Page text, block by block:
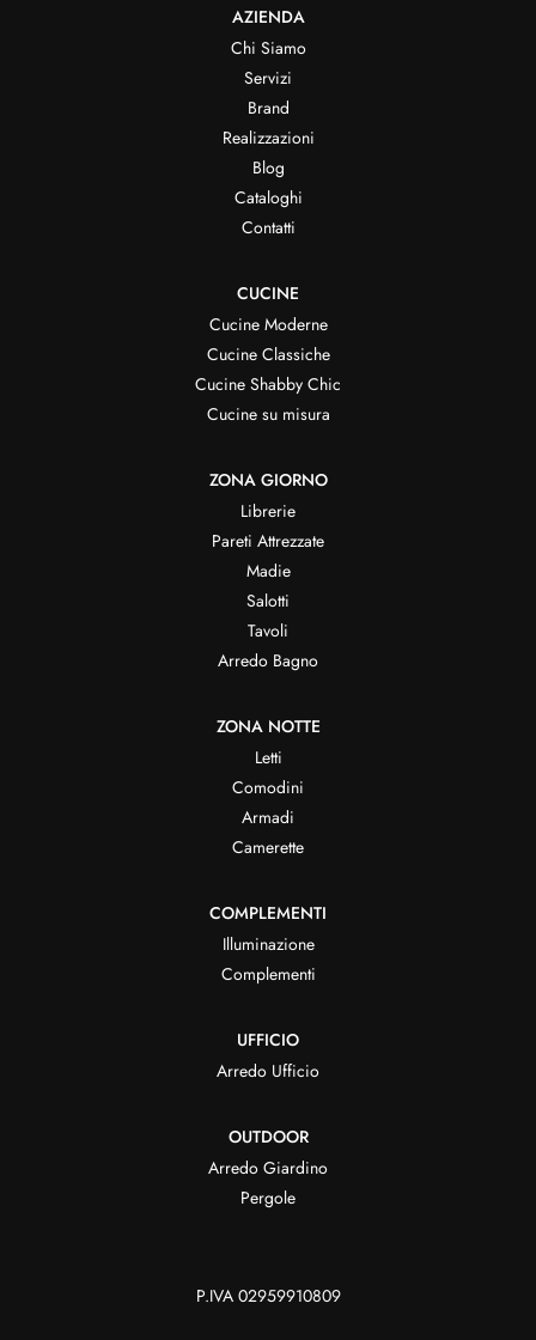
AZIENDA
Chi Siamo
Servizi
Brand
Realizzazioni
Blog
Cataloghi
Contatti
CUCINE
Cucine Moderne
Cucine Classiche
Cucine Shabby Chic
Cucine su misura
ZONA GIORNO
Librerie
Pareti Attrezzate
Madie
Salotti
Tavoli
Arredo Bagno
ZONA NOTTE
Letti
Comodini
Armadi
Camerette
COMPLEMENTI
Illuminazione
Complementi
UFFICIO
Arredo Ufficio
OUTDOOR
Arredo Giardino
Pergole
P.IVA 02959910809